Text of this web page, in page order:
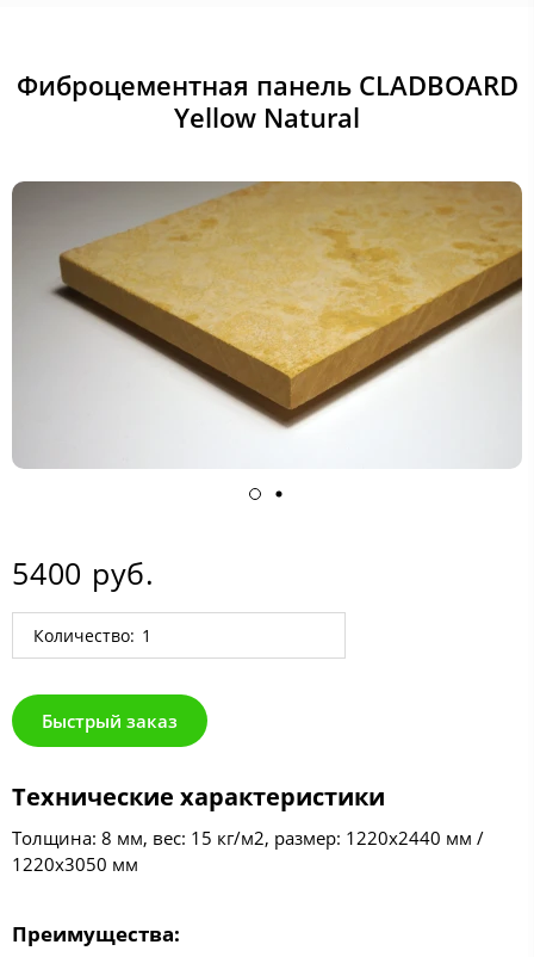
Фиброцементная панель CLADBOARD
Yellow Natural
5400 руб.
Количество:
Быстрый заказ
Технические характеристики
Толщина: 8 мм, вес: 15 кг/м2, размер: 1220х2440 мм /
1220х3050 мм
Преимущества: